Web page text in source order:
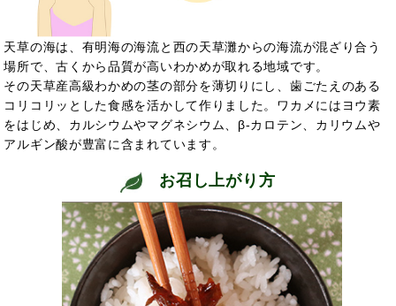
天草の海は、有明海の海流と西の天草灘からの海流が混ざり合う
場所で、古くから品質が高いわかめが取れる地域です。
その天草産高級わかめの茎の部分を薄切りにし、歯ごたえのある
コリコリッとした食感を活かして作りました。ワカメにはヨウ素
をはじめ、カルシウムやマグネシウム、 β-カロテン、カリウムや
アルギン酸が豊富に含まれています。
お召し上がり方